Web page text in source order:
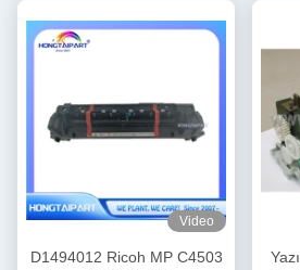
Video
D1494012 Ricoh MP C4503